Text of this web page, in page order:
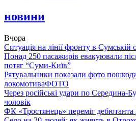
новини
Вчора
Ситуація на лінії фронту в Сумській
Понад 250 пасажирів евакуювали
потяг “Суми-Київ”
Рятувальники показали фото
локомотиваФОТО
Через російські удари по Середина-
чоловік
ФК «Тростянець» переміг дебютанта